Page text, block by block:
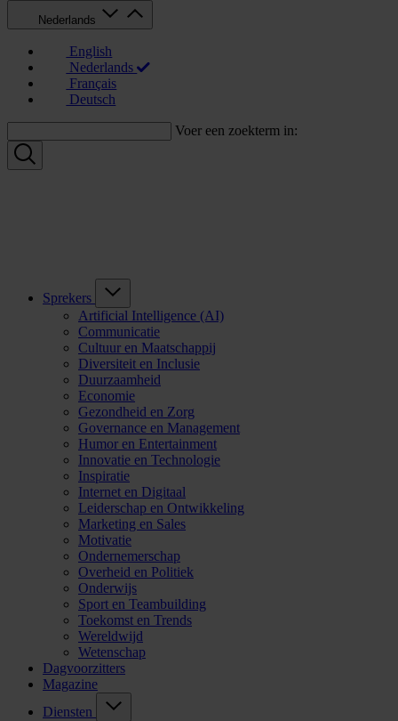
Nederlands
English
Nederlands
Français
Deutsch
Voer een zoekterm in:
Sprekers
Artificial Intelligence (AI)
Communicatie
Cultuur en Maatschappij
Diversiteit en Inclusie
Duurzaamheid
Economie
Gezondheid en Zorg
Governance en Management
Humor en Entertainment
Innovatie en Technologie
Inspiratie
Internet en Digitaal
Leiderschap en Ontwikkeling
Marketing en Sales
Motivatie
Ondernemerschap
Overheid en Politiek
Onderwijs
Sport en Teambuilding
Toekomst en Trends
Wereldwijd
Wetenschap
Dagvoorzitters
Magazine
Diensten